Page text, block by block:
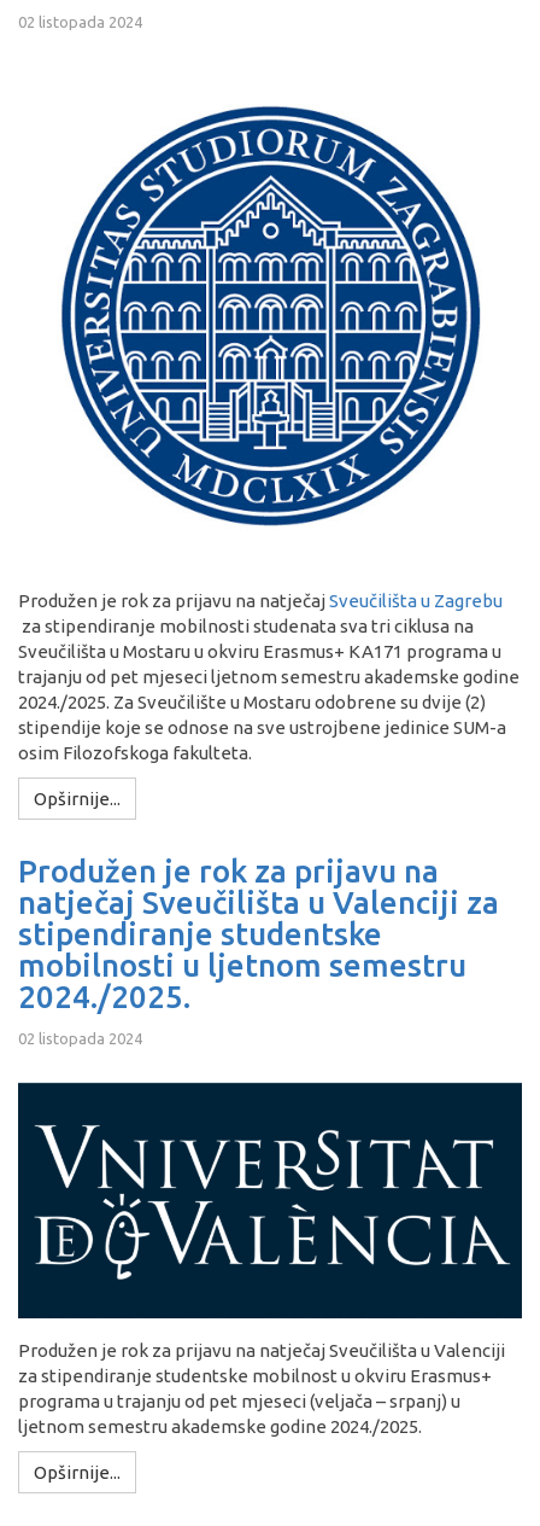
02 listopada 2024
Produžen je rok za prijavu na natječajSveučilišta u Zagrebu
za stipendiranje mobilnosti studenata sva tri ciklusa na
Sveučilišta u Mostaru u okviru Erasmus+ KA171 programa u
trajanju od pet mjeseci ljetnom semestru akademske godine
2024./2025. Za Sveučilište u Mostaru odobrene su dvije (2)
stipendije koje se odnose na sve ustrojbene jedinice SUM-a
osim Filozofskoga fakulteta.
Opširnije...
Produžen je rok za prijavu na
natječaj Sveučilišta u Valenciji za
stipendiranje studentske
mobilnosti u ljetnom semestru
2024./2025.
02 listopada 2024
Produžen je rok za prijavu na natječaj Sveučilišta u Valenciji
za stipendiranje studentske mobilnost u okviru Erasmus+
programa u trajanju od pet mjeseci (veljača – srpanj) u
ljetnom semestru akademske godine 2024./2025.
Opširnije...